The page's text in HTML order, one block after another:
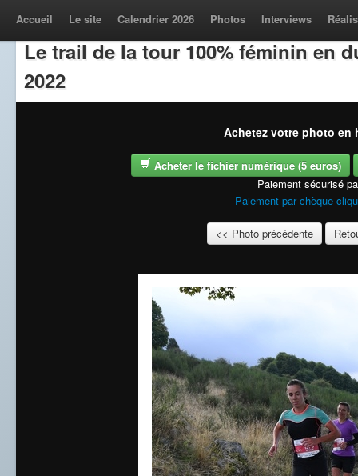
Accueil Le site Calendrier 2026 Photos Interviews
Le trail de la tour 100% féminin en
2022
Achetez votre photo en
Acheter le fichier numérique (5 euros)
Paiement sécurisé
Paiement par chèque
<< Photo précédente